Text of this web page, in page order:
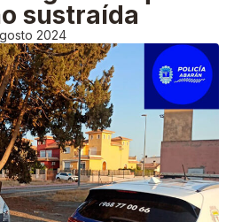
sustraída
2024